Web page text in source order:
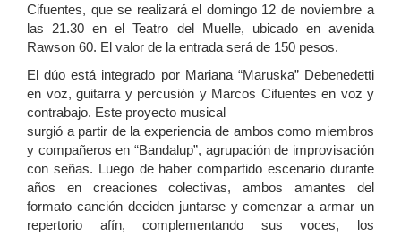
Cifuentes, que se realizará el domingo 12 de noviembre a
las 21.30 en el Teatro del Muelle, ubicado en avenida
Rawson 60. El valor de la entrada será de 150 pesos.
El dúo está integrado por Mariana “Maruska” Debenedetti
en voz, guitarra y percusión y Marcos Cifuentes en voz y
contrabajo. Este proyecto musical
surgió a partir de la experiencia de ambos como miembros
y compañeros en “Bandalup”, agrupación de improvisación
con señas. Luego de haber compartido escenario durante
años en creaciones colectivas, ambos amantes del
formato canción deciden juntarse y comenzar a armar un
repertorio afín, complementando sus voces, los